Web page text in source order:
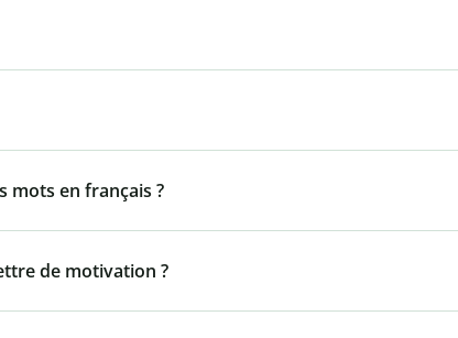
mots en français ?
de motivation ?